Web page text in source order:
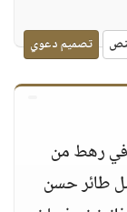
تصميم دعوي
في رهط من
طائر حسن